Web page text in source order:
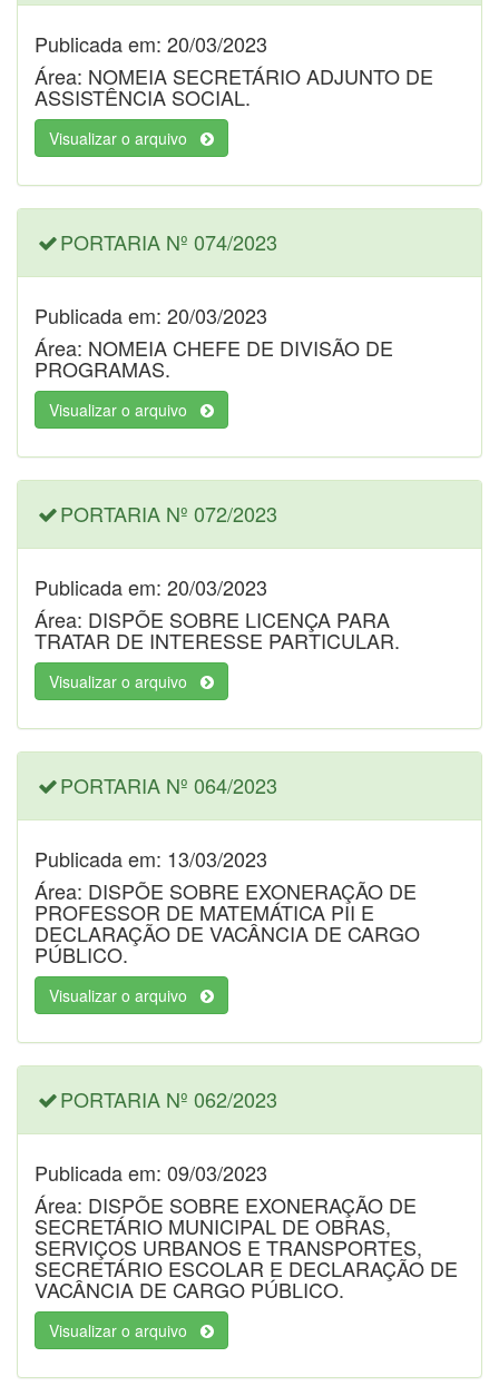
Publicada em: 20/03/2023
Área: NOMEIA SECRETÁRIO ADJUNTO DE
ASSISTÊNCIA SOCIAL.
Visualizar o arquivo
PORTARIA Nº 074/2023
Publicada em: 20/03/2023
Área: NOMEIA CHEFE DE DIVISÃO DE
PROGRAMAS.
Visualizar o arquivo
PORTARIA Nº 072/2023
Publicada em: 20/03/2023
Área: DISPÕE SOBRE LICENÇA PARA
TRATAR DE INTERESSE PARTICULAR.
Visualizar o arquivo
PORTARIA Nº 064/2023
Publicada em: 13/03/2023
Área: DISPÕE SOBRE EXONERAÇÃO DE
PROFESSOR DE MATEMÁTICA PII E
DECLARAÇÃO DE VACÂNCIA DE CARGO
PÚBLICO.
Visualizar o arquivo
PORTARIA Nº 062/2023
Publicada em: 09/03/2023
Área: DISPÕE SOBRE EXONERAÇÃO DE
SECRETÁRIO MUNICIPAL DE OBRAS,
SERVIÇOS URBANOS E TRANSPORTES,
SECRETÁRIO ESCOLAR E DECLARAÇÃO DE
VACÂNCIA DE CARGO PÚBLICO.
Visualizar o arquivo